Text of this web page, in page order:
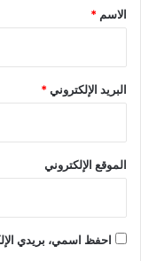
*
الاسم *
البريد الإلكتروني*
الموقع الإلكتروني
احفظ اسمي، بريدي